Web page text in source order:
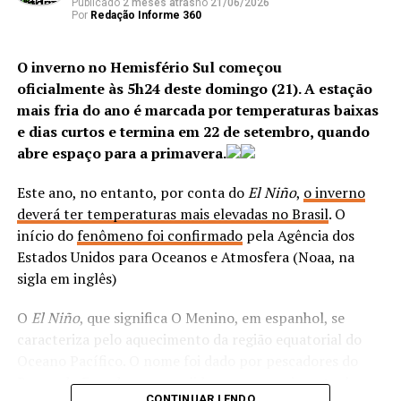
determinada população diminui e outra população
estão latentes no ambiente silvestre tomam força,
passam a infectar outras espécies e a causar doenças
novas e doenças que estavam contidas apenas nesse
ambiente”.
Transmissão e sintomas
O Ministério da Saúde explica que a raiva é transmitida
ao homem pela saliva de animais infectados,
principalmente por meio da mordedura, podendo passar
também por meio de arranhões ou lambidas desses
animais em mucosas ou feridas.
da Polícia Militar apreenderam seis fuzis ao longo
da ação, localizados na comunidade da Muzema, no
Itanhangá, controlada pelo Comando Vermelho
. Em
uma área de mata fechada,
três criminosos foram
baleados e encaminhados a um hospital público na
Barra da Tijuca.
ANÚNCIO
inteligência que identificou a estrutura de atuação da
Por Redação Informe 360
O inverno no Hemisfério Sul começou
oficialmente às 5h24 deste domingo (21). A estação
mais fria do ano é marcada por temperaturas baixas
e dias curtos e termina em 22 de setembro, quando
abre espaço para a primavera.
Este ano, no entanto, por conta doEl Niño, o inverno
deverá ter temperaturas mais elevadas no Brasil. O
início dofenômeno foi confirmadopela Agência dos
Estados Unidos para Oceanos e Atmosfera (Noaa, na
sigla em inglês)
O El Niño, que significa O Menino, em espanhol, se
caracteriza pelo aquecimento da região equatorial do
Peru e do Equador que apelidaram o aquecimento das